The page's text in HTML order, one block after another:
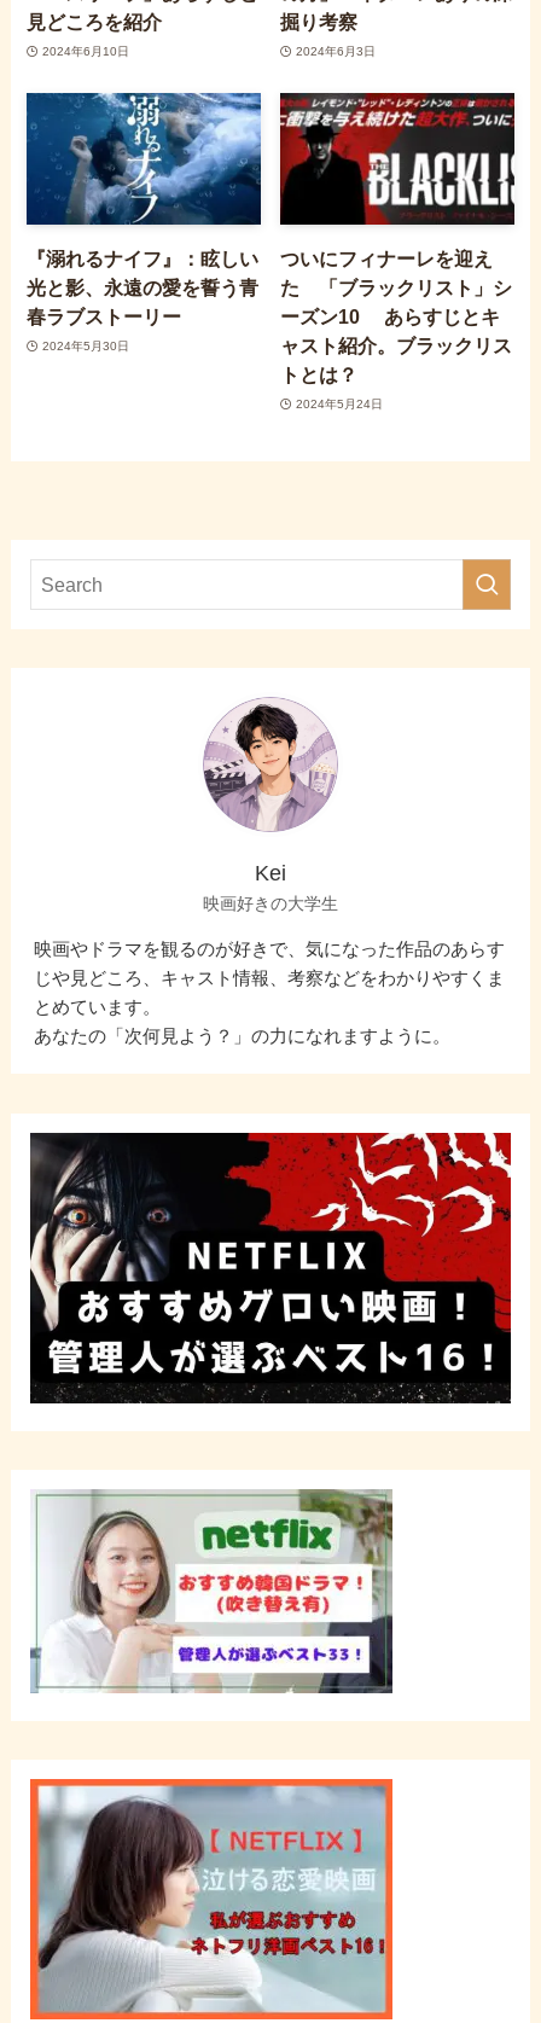
見どころを紹介
2024年6月10日
掘り考察
2024年6月3日
『溺れるナイフ』：眩しい
光と影、永遠の愛を誓う青
春ラブストーリー
2024年5月30日
ついにフィナーレを迎え
た 「ブラックリスト」シ
ーズン10 あらすじとキ
ャスト紹介。ブラックリス
トとは？
2024年5月24日
Kei
映画好きの大学生
映画やドラマを観るのが好きで、気になった作品のあらす
じや見どころ、キャスト情報、考察などをわかりやすくま
とめています。
あなたの「次何見よう？」の力になれますように。